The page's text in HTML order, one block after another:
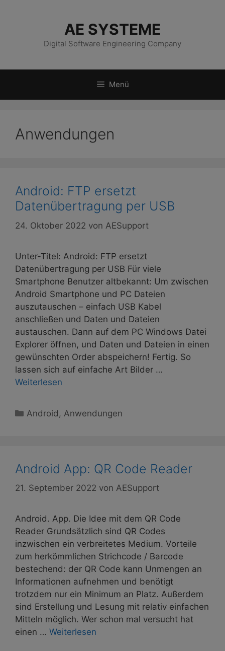
AE SYSTEME
Digital Software Engineering Company
Menü
Anwendungen
Android: FTP ersetzt
Datenübertragung per USB
24. Oktober 2022 von AESupport
Unter-Titel: Android: FTP ersetzt
Datenübertragung per USB Für viele
Smartphone Benutzer altbekannt: Um zwischen
Android Smartphone und PC Dateien
auszutauschen – einfach USB Kabel
anschließen und Daten und Dateien
austauschen. Dann auf dem PC Windows Datei
Explorer öffnen, und Daten und Dateien in einen
gewünschten Order abspeichern! Fertig. So
lassen sich auf einfache Art Bilder …
Weiterlesen
Kategorien
Android , Anwendungen
Android App: QR Code Reader
21. September 2022 von AESupport
Android. App. Die Idee mit dem QR Code
Reader Grundsätzlich sind QR Codes
inzwischen ein verbreitetes Medium. Vorteile
zum herkömmlichen Strichcode / Barcode
bestechend: der QR Code kann Unmengen an
Informationen aufnehmen und benötigt
trotzdem nur ein Minimum an Platz. Außerdem
sind Erstellung und Lesung mit relativ einfachen
Mitteln möglich. Wer schon mal versucht hat
einen … Weiterlesen